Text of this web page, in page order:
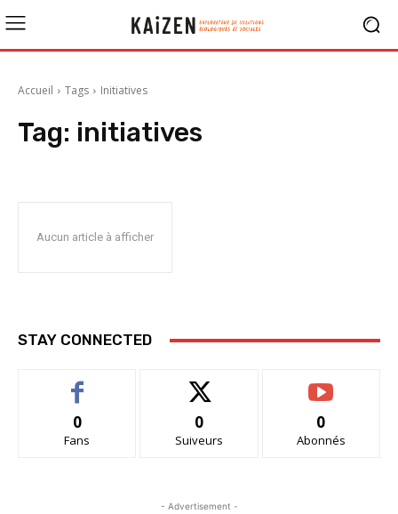
Accueil Tags Initiatives
Tag: initiatives
Aucun article à afficher
STAY CONNECTED
0
Fans
0
Suiveurs
0
Abonnés
- Advertisement -